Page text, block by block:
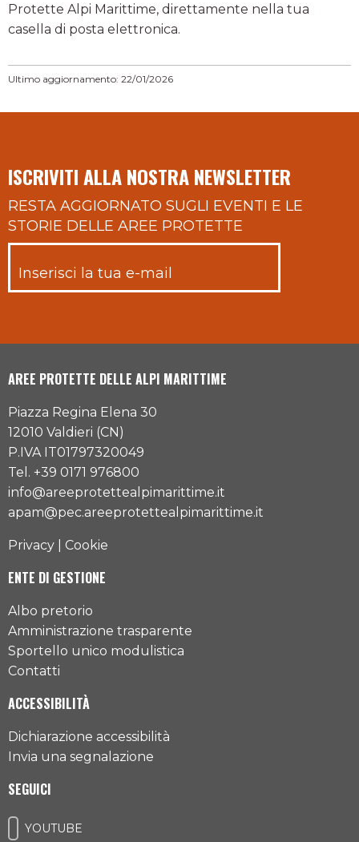
Protette Alpi Marittime, direttamente nella tua
casella di posta elettronica.
Ultimo aggiornamento: 22/01/2026
ISCRIVITI ALLA NOSTRA NEWSLETTER
RESTA AGGIORNATO SUGLI EVENTI E LE
STORIE DELLE AREE PROTETTE
AREE PROTETTE DELLE ALPI MARITTIME
Piazza Regina Elena 30
12010 Valdieri (CN)
P.IVA IT01797320049
Tel. +39 0171 976800
info@areeprotettealpimarittime.it
apam@pec.areeprotettealpimarittime.it
Privacy Cookie
ENTE DI GESTIONE
Albo pretorio
Amministrazione trasparente
Sportello unico modulistica
Contatti
ACCESSIBILITÀ
Dichiarazione accessibilità
Invia una segnalazione
SEGUICI
YOUTUBE